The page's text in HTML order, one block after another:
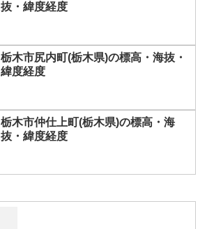
抜・緯度経度
栃木市尻内町(栃木県)の標高・海抜・
緯度経度
栃木市仲仕上町(栃木県)の標高・海
抜・緯度経度